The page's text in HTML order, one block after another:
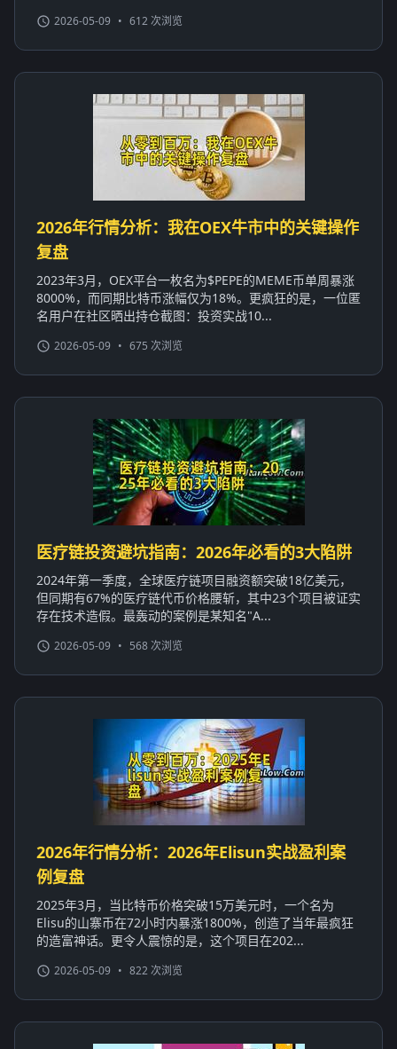
2026-05-09 • 612 次浏览
2026年行情分析：我在OEX牛市中的关键操作
复盘
2023年3月，OEX平台一枚名为$PEPE的MEME币单周暴涨
8000%，而同期比特币涨幅仅为18%。更疯狂的是，一位匿
名用户在社区晒出持仓截图：投资实战10...
2026-05-09 • 675 次浏览
医疗链投资避坑指南：2026年必看的3大陷阱
2024年第一季度，全球医疗链项目融资额突破18亿美元，
但同期有67%的医疗链代币价格腰斩，其中23个项目被证实
存在技术造假。最轰动的案例是某知名"A...
2026-05-09 • 568 次浏览
2026年行情分析：2026年Elisun实战盈利案
例复盘
2025年3月，当比特币价格突破15万美元时，一个名为
Elisu的山寨币在72小时内暴涨1800%，创造了当年最疯狂
的造富神话。更令人震惊的是，这个项目在202...
2026-05-09 • 822 次浏览